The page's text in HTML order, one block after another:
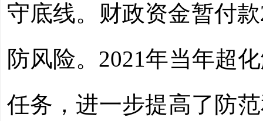
守底线。财政资金暂付款
防风险。 2021年当年超
任务，进一步提高了防